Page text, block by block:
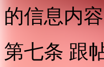
的信息内
第七条 跟